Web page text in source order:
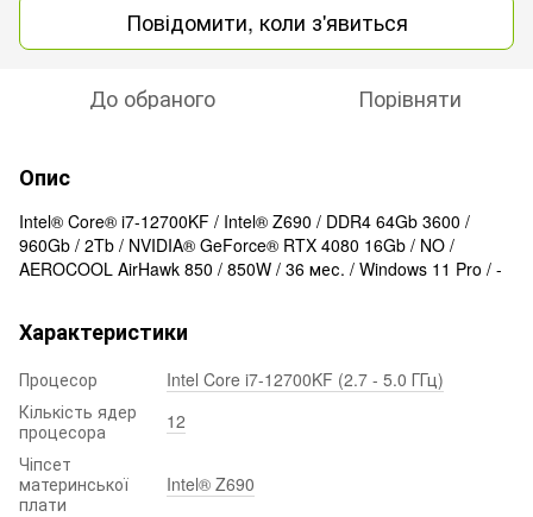
Повідомити, коли з'явиться
До обраного Порівняти
Опис
Intel® Core® i7-12700KF / Intel® Z690 / DDR4 64Gb 3600 /
960Gb / 2Tb / NVIDIA® GeForce® RTX 4080 16Gb / NO /
AEROCOOL AirHawk 850 / 850W / 36 мес. / Windows 11 Pro / -
Характеристики
Процесор
Intel Core i7-12700KF (2.7 - 5.0 ГГц)
Кількість ядер
процесора
12
Чіпсет
материнської
плати
Intel® Z690